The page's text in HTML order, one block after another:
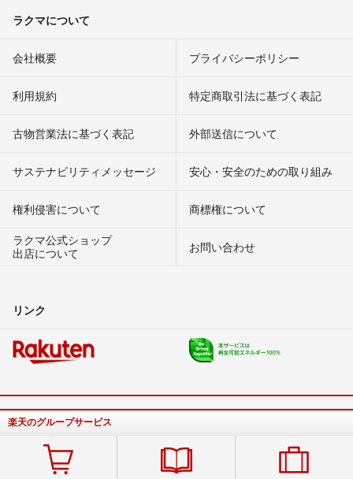
ラクマについて
会社概要 プライバシーポリシー
利用規約 特定商取引法に基づく表記
古物営業法に基づく表記 外部送信について
サステナビリティメッセージ 安心・安全のための取り組み
権利侵害について
商標権について
ラクマ公式ショップ
出店について
お問い合わせ
リンク
楽天のグループサービス